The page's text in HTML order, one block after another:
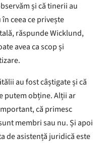
și că tinerii au
ceea ce privește
răspunde Wicklund,
avea ca scop și
au fost câștigate și că
putem obține. Alții ar
că primesc
membri sau nu. Și apoi
de asistență juridică este